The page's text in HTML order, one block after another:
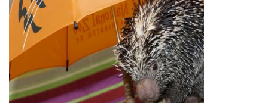
EXOTICKÉ ZVIERATÁ
Zoznam 40 vzácnych a
jedinečných exotických
domácich miláčikov
8,2026